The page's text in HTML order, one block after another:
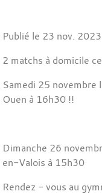
Publié le 23 nov. 2023
2 matchs à domicile
Samedi 25 novembre
Ouen à 16h30 !!
Dimanche 26
en-Valois à 15h30
Rendez - vous au